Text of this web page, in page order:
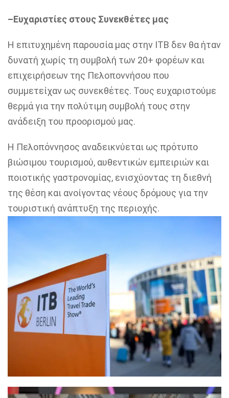
–Ευχαριστίες στους Συνεκθέτες μας
Η επιτυχημένη παρουσία μας στην ITB δεν θα ήταν
δυνατή χωρίς τη συμβολή των 20+ φορέων και
επιχειρήσεων της Πελοποννήσου που
συμμετείχαν ως συνεκθέτες. Τους ευχαριστούμε
θερμά για την πολύτιμη συμβολή τους στην
ανάδειξη του προορισμού μας.
Η Πελοπόννησος αναδεικνύεται ως πρότυπο
βιώσιμου τουρισμού, αυθεντικών εμπειριών και
ποιοτικής γαστρονομίας, ενισχύοντας τη διεθνή
της θέση και ανοίγοντας νέους δρόμους για την
τουριστική ανάπτυξη της περιοχής.